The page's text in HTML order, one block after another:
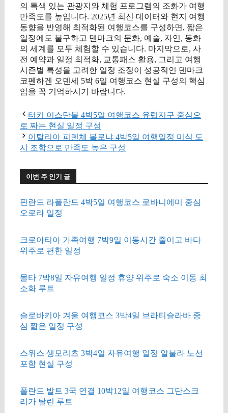
의 특색 있는 관광지와 체험 프로그램의 조화가 여행
만족도를 높입니다. 2025년 최신 데이터와 현지 여행
동향을 반영해 최적화된 여행코스를 구성하면, 짧은
일정에도 불구하고 덴마크의 문화, 예술, 자연, 동화
의 세계를 모두 체험할 수 있습니다. 마지막으로, 사
전 예약과 일정 최적화, 교통패스 활용, 그리고 여행
시즌별 특성을 고려한 일정 조정이 성공적인 덴마크
코펜하겐 오덴세 5박 6일 여행코스 현실 구성의 핵심
임을 꼭 기억하시기 바랍니다.
터키 이스탄불 4박5일 여행코스 유럽지구 중심으
로 짜는 현실 일정 구성
이탈리아 피렌체 볼로냐 4박5일 여행일정 미식 도
시 조합으로 만족도 높은 구성
이번 주 인기 글
핀란드 라플란드 4박5일 여행코스 로바니에미 중심
오로라 일정
크로아티아 가족여행 7박9일 이동시간 줄이고 바다
위주로 편한 일정
몰타 7박8일 자유여행 일정 휴양 위주로 숙소 이동 최
소화 루트
슬로바키아 겨울 여행코스 3박4일 브라티슬라바 중
심 짧은 일정 구성
스위스 생모리츠 3박4일 자유여행 일정 알불라 노선
포함 현실 구성
폴란드 발트 3국 연결 10박12일 여행코스 그단스크
리가 탈린 루트